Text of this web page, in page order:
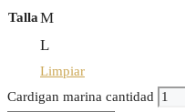
TallaM
L
Limpiar
Cardigan marina cantidad